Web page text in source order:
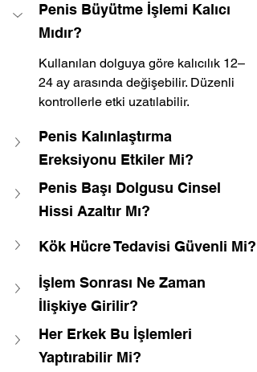
Penis Büyütme İşlemi Kalıcı
Mıdır?
Kullanılan dolguya göre kalıcılık 12–
24 ay arasında değişebilir. Düzenli
kontrollerle etki uzatılabilir.
Penis Kalınlaştırma
Ereksiyonu Etkiler Mi?
Penis Başı Dolgusu Cinsel
Hissi Azaltır Mı?
Kök Hücre Tedavisi Güvenli Mi?
İşlem Sonrası Ne Zaman
İlişkiye Girilir?
Her Erkek Bu İşlemleri
Yaptırabilir Mi?